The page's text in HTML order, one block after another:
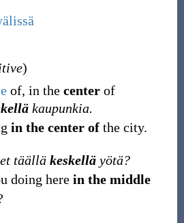
)
of, in the centerof
kaupunkia.
in the center ofthe city.
täällä keskelläyötä?
doing here in the middle